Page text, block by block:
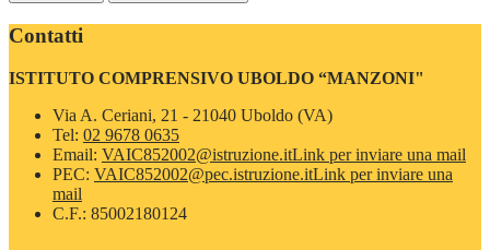
Contatti
ISTITUTO COMPRENSIVO UBOLDO “MANZONI"
Via A. Ceriani, 21 - 21040 Uboldo (VA)
Tel: 02 9678 0635
Email: VAIC852002@istruzione.itLink per inviare una mail
PEC: VAIC852002@pec.istruzione.itLink per inviare una
mail
C.F.: 85002180124